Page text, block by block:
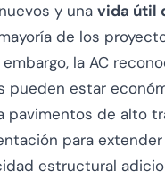
y una vida útil
de los
la AC
pueden estar
pavimentos de alto
para
estructural